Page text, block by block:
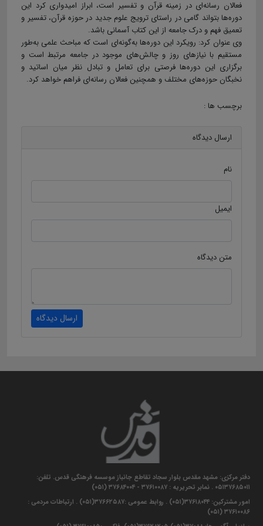
فعالان رسانه‌ای در زمینه قرآن و تفسیر است، ابراز امیدواری کرد این
دوره‌ها بتواند گامی در راستای ترویج علوم جدید در حوزه قرآن، تفسیر و
تعمیق فهم و درک جامعه از این کتاب آسمانی باشد.
وی عنوان کرد: رویکرد این دوره‌ها به‌گونه‌ای است که مباحث علمی به‌طور
مستقیم با نیازهای روز و چالش‌های موجود در جامعه مرتبط است و
برگزاری این دوره‌ها فرصتی برای تعامل و تبادل نظر میان اساتید و
نخبگان حوزه‌های مختلف و همچنین فعالان رسانه‌ای فراهم خواهد کرد.
برچسب ها :
ارسال دیدگاه
نام
ایمیل
متن دیدگاه
ارسال دیدگاه
دفتر مرکزی: مشهد مقدس بلوار سجاد تقاطع جانباز موسسه فرهنگی قدس. تلفن:
۰۵۱۳۷۶۸۵۰۱۱ . نمابر تحریریه : ۳۷۶۱۰۰۸۷ - ۳۷۶۸۴۰۰۴ (۰۵۱)
امور مشترکین: ۳۷۶۱۸۰۴۴(۰۵۱) . روابط عمومی :۳۷۶۶۲۵۸۷(۰۵۱) . ارتباطات مردمی :
۳۷۶۱۰۰۸۶ (۰۵۱)